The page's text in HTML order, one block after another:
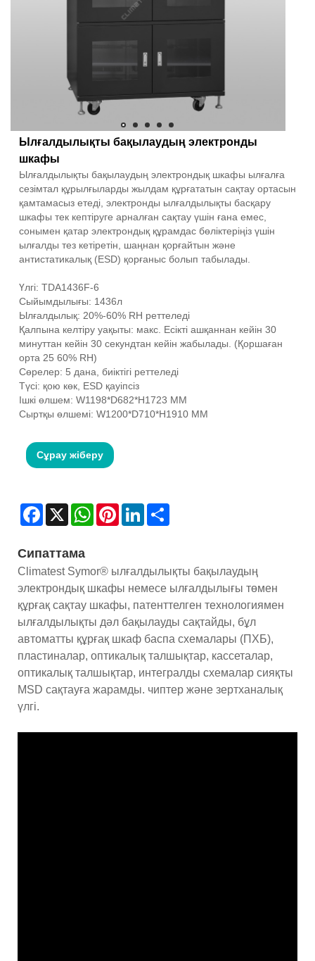
Ылғалдылықты бақылаудың электронды
шкафы
Ылғалдылықты бақылаудың электрондық шкафы ылғалға
сезімтал құрылғыларды жылдам құрғататын сақтау ортасын
қамтамасыз етеді, электронды ылғалдылықты басқару
шкафы тек кептіруге арналған сақтау үшін ғана емес,
сонымен қатар электрондық құрамдас бөліктеріңіз үшін
ылғалды тез кетіретін, шаңнан қорғайтын және
антистатикалық (ESD) қорғаныс болып табылады.
Үлгі: TDA1436F-6
Сыйымдылығы: 1436л
Ылғалдылық: 20%-60% RH реттеледі
Қалпына келтіру уақыты: макс. Есікті ашқаннан кейін 30
минуттан кейін 30 секундтан кейін жабылады. (Қоршаған
орта 25 60% RH)
Сөрелер: 5 дана, биіктігі реттеледі
Түсі: қою көк, ESD қауіпсіз
Ішкі өлшем: W1198*D682*H1723 MM
Сыртқы өлшемі: W1200*D710*H1910 MM
Сұрау жіберу
Facebook
X WhatsAppPinterestLinkedIn
Сипаттама
Climatest Symor® ылғалдылықты бақылаудың
электрондық шкафы немесе ылғалдылығы төмен
құрғақ сақтау шкафы, патенттелген технологиямен
ылғалдылықты дәл бақылауды сақтайды, бұл
автоматты құрғақ шкаф баспа схемалары (ПХБ),
пластиналар, оптикалық талшықтар, кассеталар,
оптикалық талшықтар, интегралды схемалар сияқты
MSD сақтауға жарамды. чиптер және зертханалық
үлгі.